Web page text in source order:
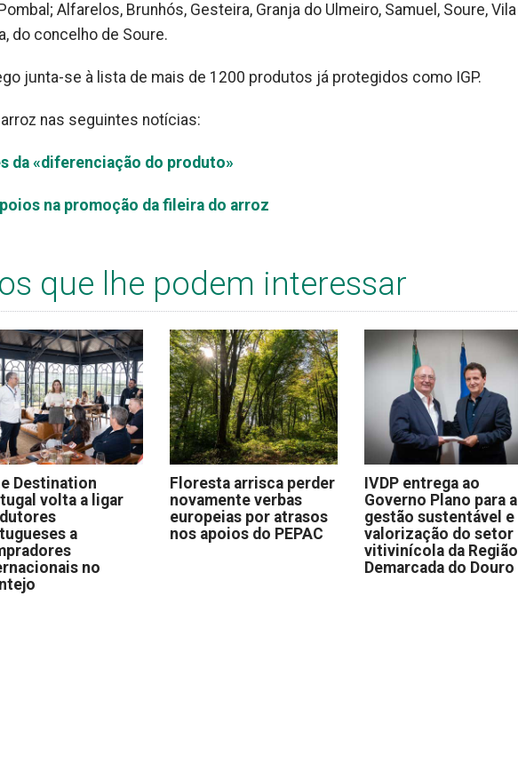
Alfarelos, Brunhós, Gesteira, Granja do Ulmeiro, Samuel, Soure, Vila
do concelho de Soure.
junta-se à lista de mais de 1200 produtos já protegidos como IGP.
nas seguintes notícias:
da «diferenciação do produto»
na promoção da fileira do arroz
que lhe podem interessar
Destination
volta a ligar
a
no
Floresta arrisca perder
novamente verbas
europeias por atrasos
nos apoios do PEPAC
IVDP entrega ao
Governo Plano para a
gestão sustentável e
valorização do setor
vitivinícola da Região
Demarcada do Douro